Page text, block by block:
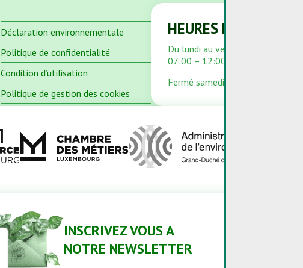
Déclaration environnementale
Politique de confidentialité
Condition d’utilisation
Politique de gestion des cookies
HEURES D'OUVERTURE
Du lundi au vendredi
07:00 – 12:00 et 13:00 – 16:00
Fermé samedi et dimanche
INSCRIVEZ VOUS A
NOTRE NEWSLETTER